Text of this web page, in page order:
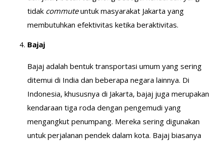
tidak commuteuntuk masyarakat Jakarta yang
membutuhkan efektivitas ketika beraktivitas.
Bajaj
Bajaj adalah bentuk transportasi umum yang sering
ditemui di India dan beberapa negara lainnya. Di
Indonesia, khususnya di Jakarta, bajaj juga merupakan
kendaraan tiga roda dengan pengemudi yang
mengangkut penumpang. Mereka sering digunakan
untuk perjalanan pendek dalam kota. Bajaj biasanya